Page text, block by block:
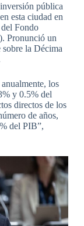
pública
esta ciudad en
Fondo
Pronunció un
la Décima
los
y 0.5% del
directos de los
de años,
del PIB”,